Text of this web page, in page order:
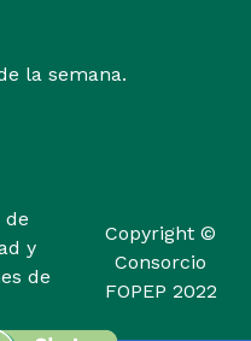
la semana.
de
y
de
Copyright ©
Consorcio
FOPEP 2022